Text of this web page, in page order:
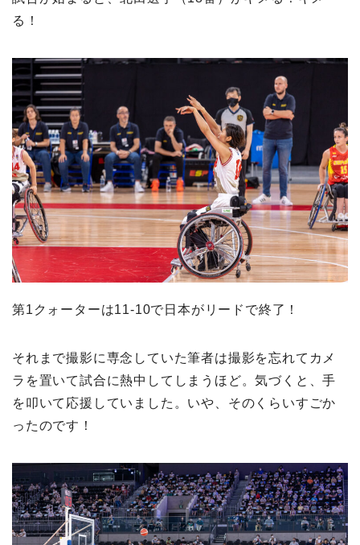
る！
第1クォーターは11-10で日本がリードで終了！
それまで撮影に専念していた筆者は撮影を忘れてカメ
ラを置いて試合に熱中してしまうほど。気づくと、手
を叩いて応援していました。いや、そのくらいすごか
ったのです！